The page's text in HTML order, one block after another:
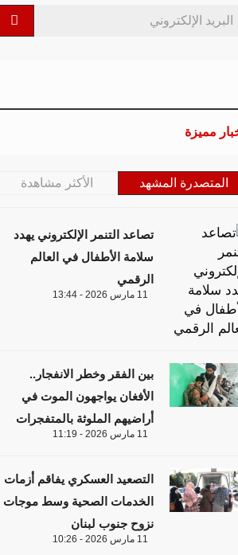
مميزة
المتصدرة المشهد الأكثر مشاهدة
تصاعد التنمر الإلكتروني يهدد
سلامة الأطفال في العالم
الرقمي
11 مارس 2026 - 13:44
بين الفقر وخطر الانفجار..
الأفغان يواجهون الموت في
أراضيهم الملوثة بالمتفجرات
11 مارس 2026 - 11:19
التصعيد العسكري يفاقم أزمات
الخدمات الصحية وسط موجات
نزوح جنوب لبنان
11 مارس 2026 - 10:26